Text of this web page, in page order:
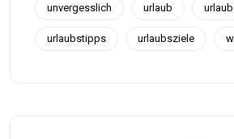
unvergesslich urlaub
urlaubstipps urlaubsziele